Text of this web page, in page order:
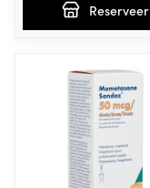
Reserveer